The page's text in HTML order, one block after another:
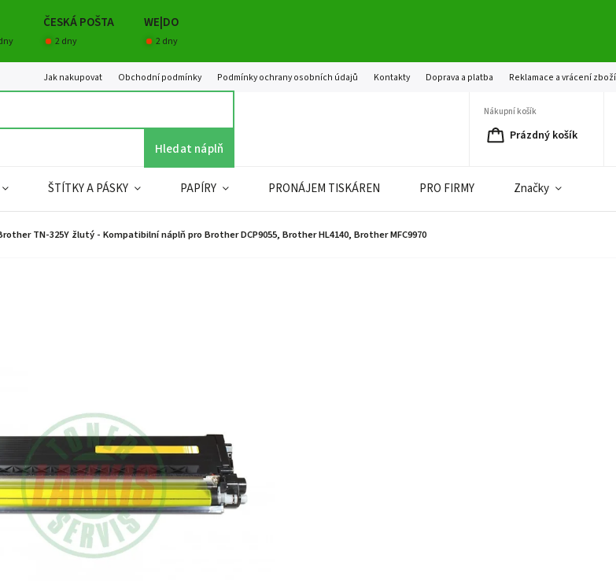
ČESKÁ POŠTA WE|DO
2 dny 2 dny
Jak nakupovat Obchodní podmínky Podmínky ochrany osobních údajů Kontakty Doprava a platba Reklamace a vrácení zboží
Hledat náplň
Nákupní košík
Prázdný košík
ŠTÍTKY A PÁSKY PAPÍRY PRONÁJEM TISKÁREN PRO FIRMY Značky
TN-325Y žlutý - Kompatibilní náplň pro Brother DCP9055, Brother HL4140, Brother MFC9970